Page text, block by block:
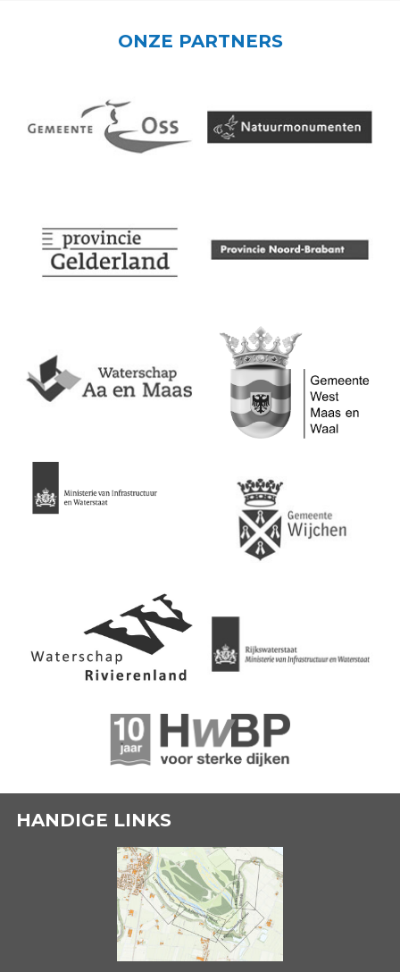
ONZE PARTNERS
HANDIGE LINKS